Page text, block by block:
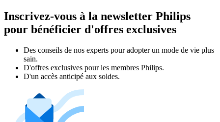
Inscrivez-vous à la newsletter Philips
pour bénéficier d'offres exclusives
Des conseils de nos experts pour adopter un mode de vie plus
sain.
D'offres exclusives pour les membres Philips.
D'un accès anticipé aux soldes.